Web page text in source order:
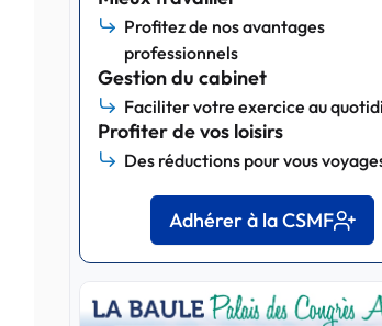
Profitez de nos avantages
professionnels
Gestion du cabinet
Faciliter votre exercice au
Profiter de vos loisirs
Des réductions pour vous
Adhérer à la CSMF